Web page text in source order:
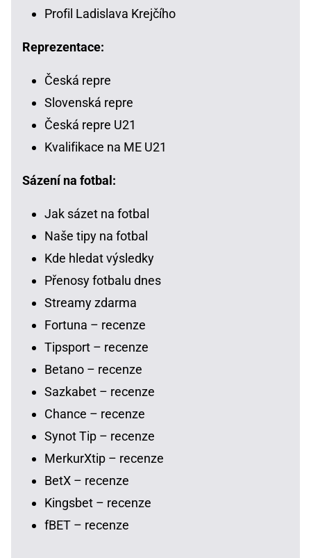
Profil Ladislava Krejčího
Reprezentace:
Česká repre
Slovenská repre
Česká repre U21
Kvalifikace na ME U21
Sázení na fotbal:
Jak sázet na fotbal
Naše tipy na fotbal
Kde hledat výsledky
Přenosy fotbalu dnes
Streamy zdarma
Fortuna – recenze
Tipsport – recenze
Betano – recenze
Sazkabet – recenze
Chance – recenze
Synot Tip – recenze
MerkurXtip – recenze
BetX – recenze
Kingsbet – recenze
fBET – recenze